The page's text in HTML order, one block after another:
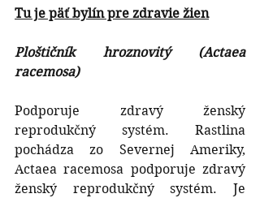
Tu je päť bylín pre zdravie žien
Ploštičník hroznovitý (Actaea
racemosa)
Podporuje zdravý ženský
reprodukčný systém. Rastlina
pochádza zo Severnej Ameriky,
Actaea racemosa podporuje zdravý
ženský reprodukčný systém. Je